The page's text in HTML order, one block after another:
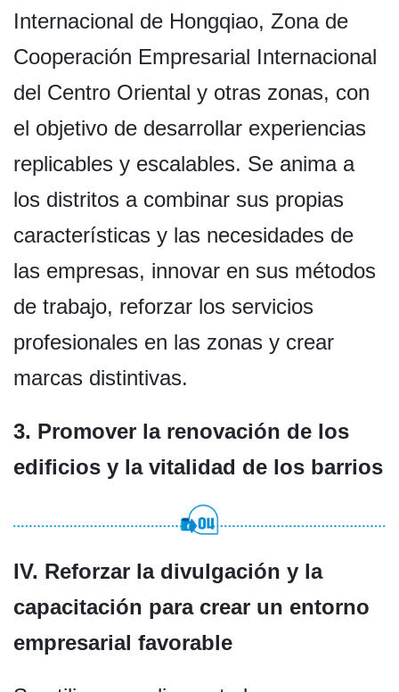
Internacional de Hongqiao, Zona de
Cooperación Empresarial Internacional
del Centro Oriental y otras zonas, con
el objetivo de desarrollar experiencias
replicables y escalables. Se anima a
los distritos a combinar sus propias
características y las necesidades de
las empresas, innovar en sus métodos
de trabajo, reforzar los servicios
profesionales en las zonas y crear
marcas distintivas.
3. Promover la renovación de los
edificios y la vitalidad de los barrios
IV. Reforzar la divulgación y la
capacitación para crear un entorno
empresarial favorable